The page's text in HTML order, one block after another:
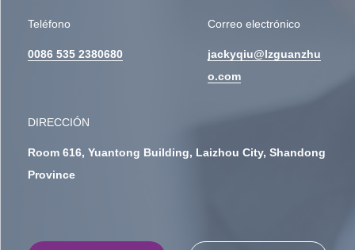
Teléfono
0086 535 2380680
Correo electrónico
jackyqiu@lzguanzhu
o.com
DIRECCIÓN
Room 616, Yuantong Building, Laizhou City, Shandong
Province